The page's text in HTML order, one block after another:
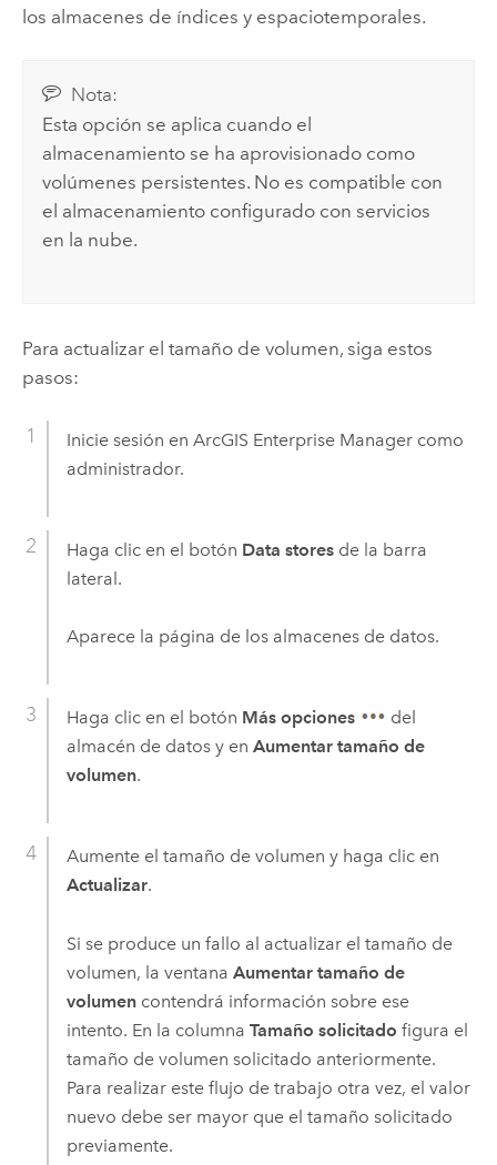
los almacenes de índices y espaciotemporales.
Nota:
Esta opción se aplica cuando el
almacenamiento se ha aprovisionado como
volúmenes persistentes. No es compatible con
el almacenamiento configurado con servicios
en la nube.
Para actualizar el tamaño de volumen, siga estos
pasos:
Inicie sesión en ArcGIS Enterprise Managercomo
administrador.
Haga clic en el botón Data storesde la barra
lateral.
Aparece la página de los almacenes de datos.
Haga clic en el botón Más opciones
del
almacén de datos y en Aumentar tamaño de
volumen.
Aumente el tamaño de volumen y haga clic en
Actualizar.
Si se produce un fallo al actualizar el tamaño de
volumen, la ventana Aumentar tamaño de
volumencontendrá información sobre ese
intento. En la columna Tamaño solicitado figura el
tamaño de volumen solicitado anteriormente.
Para realizar este flujo de trabajo otra vez, el valor
nuevo debe ser mayor que el tamaño solicitado
previamente.